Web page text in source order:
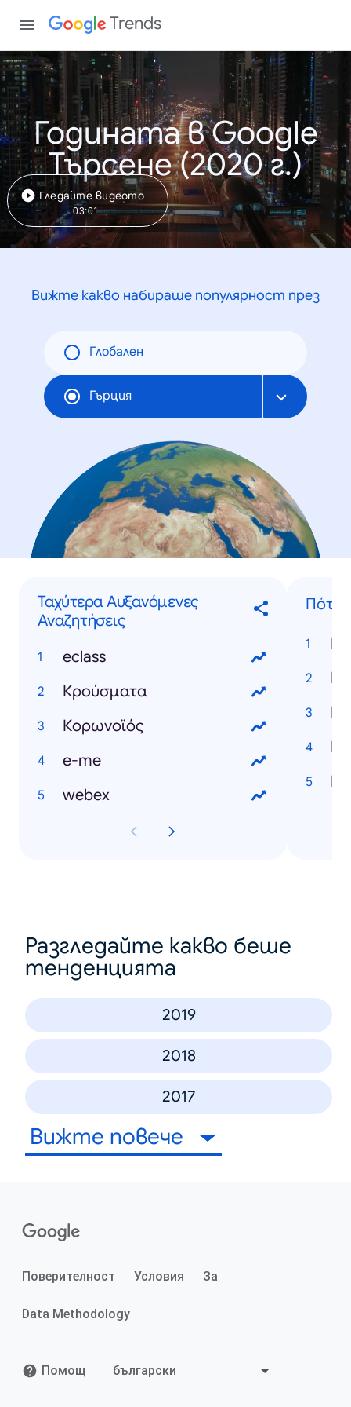
Trends
Годината в Google
Търсене (2020 г.)
Гледайте видеото
03:01
Вижте какво набираше популярност през
Глобален
Гърция
Ταχύτερα Αυξανόμενες
Αναζητήσεις
eclass
Κρούσματα
Κορωνοϊός
e-me
webex
Πότε...
Разгледайте какво беше
тенденцията
2019
2018
2017
Вижте повече
Поверителност Условия За
Data Methodology
Помощ